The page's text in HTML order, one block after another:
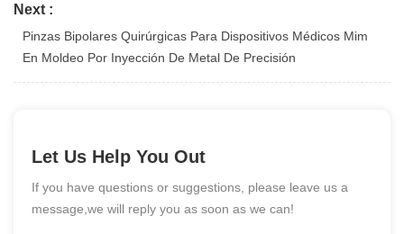
Next :
Pinzas Bipolares Quirúrgicas Para Dispositivos Médicos Mim
En Moldeo Por Inyección De Metal De Precisión
Let Us Help You Out
If you have questions or suggestions, please leave us a
message,we will reply you as soon as we can!